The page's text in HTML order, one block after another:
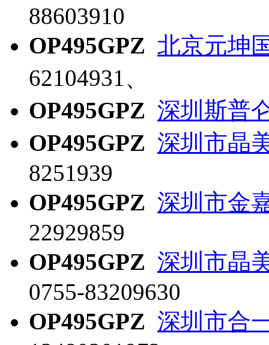
88603910
OP495GPZ 北京元坤
62104931、
OP495GPZ 深圳斯普
OP495GPZ 深圳市晶
8251939
OP495GPZ 深圳市金
22929859
OP495GPZ 深圳市晶
0755-83209630
OP495GPZ 深圳市合